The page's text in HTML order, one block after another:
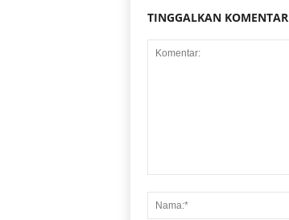
TINGGALKAN KOMENTAR